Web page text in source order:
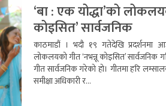
‘बा : एक योद्धा’को
कोइसित’ सार्वजनिक
काठमाडौं । भदौ १९ गतेदेखि प्रदर्शनमा
लोकलयको गीत ‘नभन्नू कोइसित’ सार्वजनिक
गीत सार्वजनिक गरेको हो। गीतमा हरि
समीक्षा अधिकारी र...